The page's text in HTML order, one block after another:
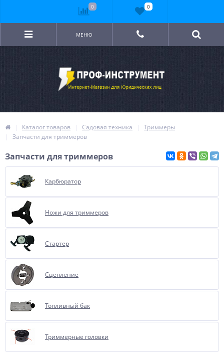
МЕНЮ
Каталог товаров Садовая техника
Триммеры
Запчасти для триммеров
Запчасти для триммеров
Карбюратор
Ножи для триммеров
Стартер
Сцепление
Топливный бак
Триммерные головки
0 0